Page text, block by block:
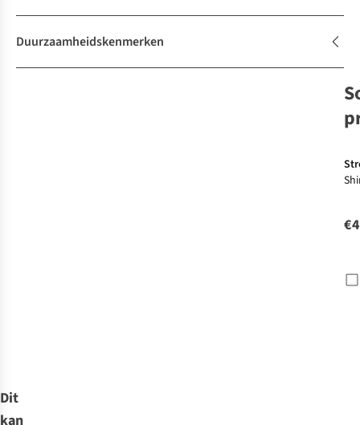
Duurzaamheidskenmerken
Dit
kan